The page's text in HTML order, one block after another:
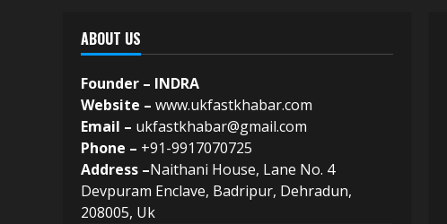
ABOUT US
Founder – INDRA
Website – www.ukfastkhabar.com
Email – ukfastkhabar@gmail.com
Phone – +91-9917070725
Address –Naithani House, Lane No. 4
Devpuram Enclave, Badripur, Dehradun,
208005, Uk